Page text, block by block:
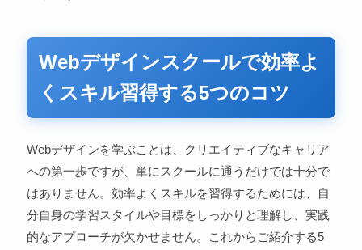
Webデザインスクールで効率よ
くスキル習得する5つのコツ
Webデザインを学ぶことは、クリエイティブなキャリア
への第一歩ですが、単にスクールに通うだけでは十分で
はありません。効率よくスキルを習得するためには、自
分自身の学習スタイルや目標をしっかりと理解し、実践
的なアプローチが欠かせません。これからご紹介する5